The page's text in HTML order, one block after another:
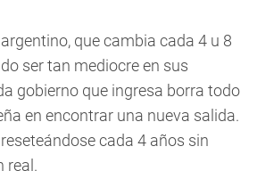
que cambia cada 4 u 8
ser tan mediocre en sus
gobierno que ingresa borra todo
en encontrar una nueva salida.
cada 4 años sin
real.